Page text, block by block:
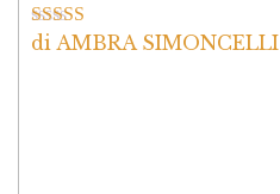
Valutato5su
di AMBRA SIMONCELLI